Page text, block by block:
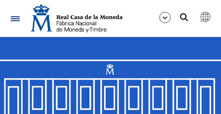
Navegación
Mostrar/Ocultar